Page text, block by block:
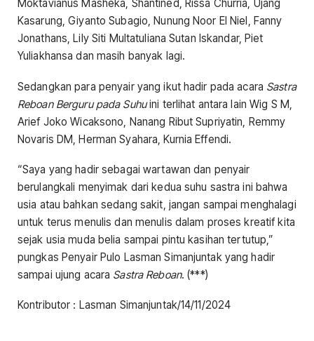
Moktavianus Masheka, Shantined, Rissa Churria, Ujang
Kasarung, Giyanto Subagio, Nunung Noor El Niel, Fanny
Jonathans, Lily Siti Multatuliana Sutan Iskandar, Piet
Yuliakhansa dan masih banyak lagi.
Sedangkan para penyair yang ikut hadir pada acara Sastra
Reboan Berguru pada Suhuini terlihat antara lain Wig S M,
Arief Joko Wicaksono, Nanang Ribut Supriyatin, Remmy
Novaris DM, Herman Syahara, Kurnia Effendi.
“Saya yang hadir sebagai wartawan dan penyair
berulangkali menyimak dari kedua suhu sastra ini bahwa
usia atau bahkan sedang sakit, jangan sampai menghalagi
untuk terus menulis dan menulis dalam proses kreatif kita
sejak usia muda belia sampai pintu kasihan tertutup,”
pungkas Penyair Pulo Lasman Simanjuntak yang hadir
sampai ujung acara Sastra Reboan. (***)
Kontributor : Lasman Simanjuntak/14/11/2024